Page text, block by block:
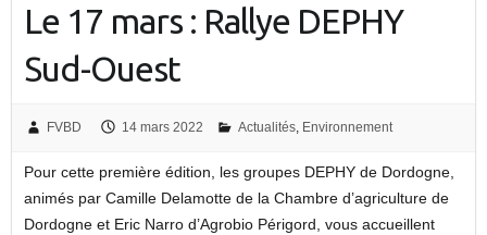
Le 17 mars : Rallye DEPHY
Sud-Ouest
FVBD 14 mars 2022 Actualités, Environnement
Pour cette première édition, les groupes DEPHY de Dordogne,
animés par Camille Delamotte de la Chambre d’agriculture de
Dordogne et Eric Narro d’Agrobio Périgord, vous accueillent